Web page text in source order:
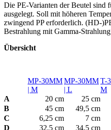
Die PE-Varianten der Beutel sind
ausgelegt. Soll mit höheren
zwingend PP erforderlich. (HD-
Bestrahlung mit Gamma-
Übersicht
MP-30MM
| M
MP-30MM
| L
T-
M
A
20 cm 25 cm
B
45 cm 49,5 cm
C
6,25 cm 7 cm
D
32,5 cm 34,5 cm